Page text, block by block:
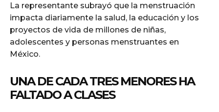
La representante subrayó que la menstruación
impacta diariamente la salud, la educación y los
proyectos de vida de millones de niñas,
adolescentes y personas menstruantes en
México.
UNA DE CADA TRES MENORES HA
FALTADO A CLASES